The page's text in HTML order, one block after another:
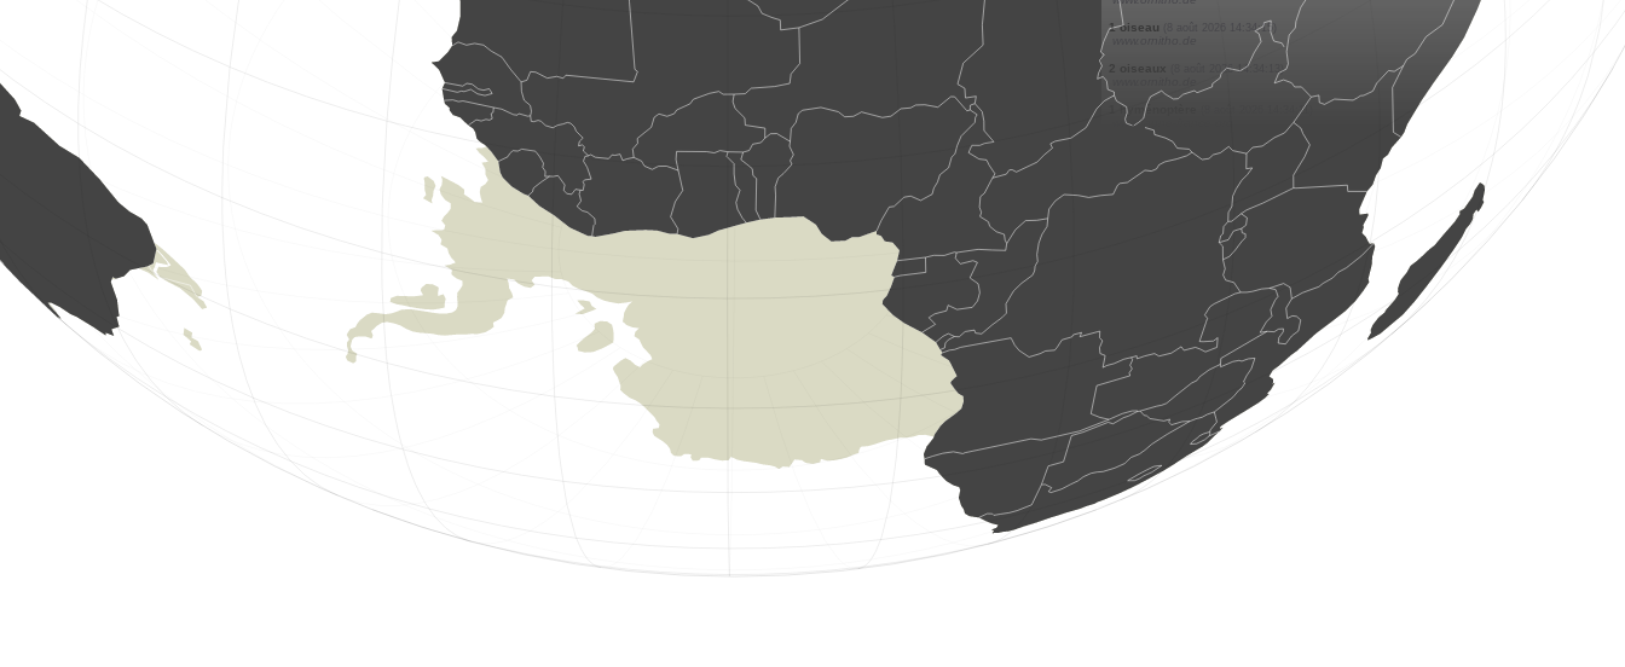
1 hyménoptère (8 août 2026 14:35:07)
(8 août 2026 14:34:49)
oiseau
www.faune-france.org
1 orthoptère (8 août 2026 14:34:44)
www.faune-france.org
2 oiseaux (8 août 2026 14:34:34)
(8 août 2026 14:34:20)
(8 août 2026 14:34:15)
(8 août 2026 14:34:15)
2 oiseaux (8 août 2026 14:34:13)
www.ornitho.de
1 hyménoptère (8 août 2026 14:34:11)
www.faune-france.org
1 oiseau (8 août 2026 14:34:04)
www.faune-france.org
4 oiseaux (8 août 2026 14:34:03)
www.ornitho.de